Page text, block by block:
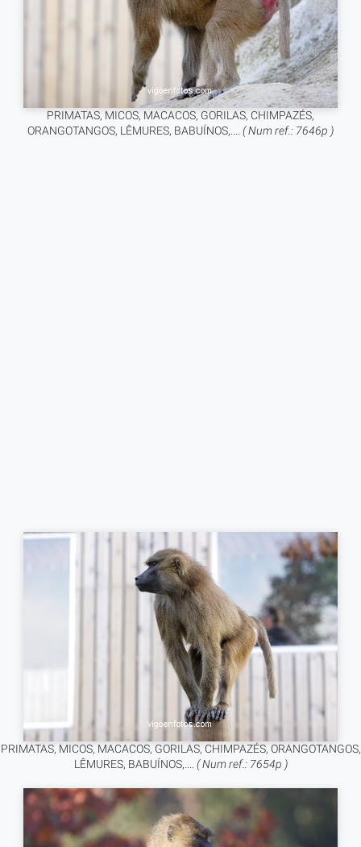
PRIMATAS, MICOS, MACACOS, GORILAS, CHIMPAZÉS,
ORANGOTANGOS, LÊMURES, BABUÍNOS,.... ( Num ref.: 7646p )
PRIMATAS, MICOS, MACACOS, GORILAS, CHIMPAZÉS, ORANGOTANGOS,
LÊMURES, BABUÍNOS,.... ( Num ref.: 7654p )